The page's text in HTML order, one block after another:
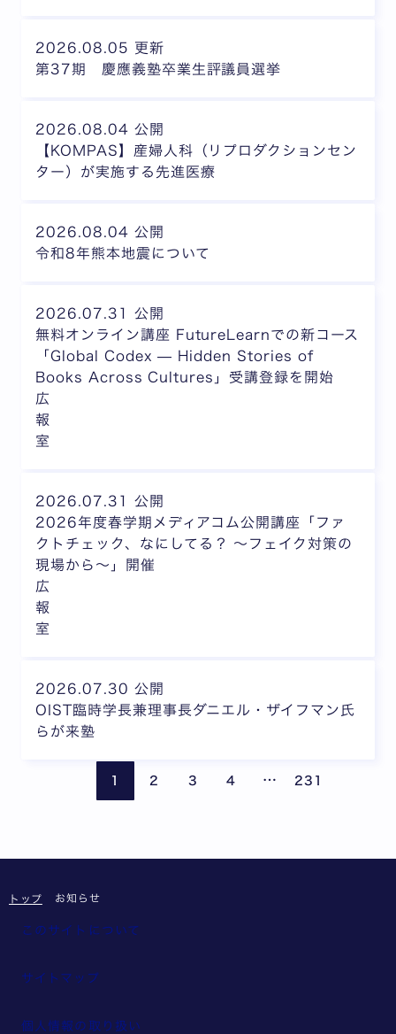
2026.08.05 更新
第37期 慶應義塾卒業生評議員選挙
2026.08.04 公開
【KOMPAS】産婦人科（リプロダクションセン
ター）が実施する先進医療
2026.08.04 公開
令和8年熊本地震について
2026.07.31 公開
無料オンライン講座 FutureLearnでの新コース
「Global Codex — Hidden Stories of
Books Across Cultures」受講登録を開始
広
報
室
2026.07.31 公開
2026年度春学期メディアコム公開講座「ファ
クトチェック、なにしてる？ ～フェイク対策の
現場から～」開催
広
報
室
2026.07.30 公開
OIST臨時学長兼理事長ダニエル・ザイフマン氏
らが来塾
1 2 3 4 … 231
トップ お知らせ
このサイトについて
サイトマップ
個人情報の取り扱い